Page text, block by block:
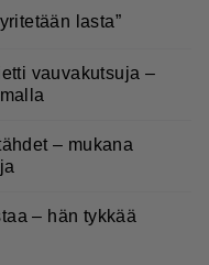
lasta”
vauvakutsuja –
– mukana
– hän tykkää